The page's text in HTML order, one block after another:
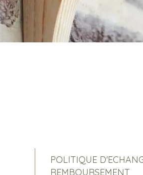
POLITIQUE
REMBOURSEMENT